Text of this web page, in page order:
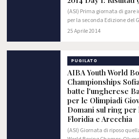
(ASI) Prima giornata di gare
per la seconda Edizione del
Femminile e il Torneo
25 Aprile 2014
PUGILATO
AIBA Youth World
Championships
batte l'ungherese
per le Olimpiadi
Domani sul ring per
Floridia e Arecchia
(ASI) Giornata di riposo